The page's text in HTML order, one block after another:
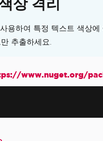
원 요청을 하는 방법
아닌가요?
상 격리
용하여 특정 텍스트 색상
추출하세요.
www.nuget.org/